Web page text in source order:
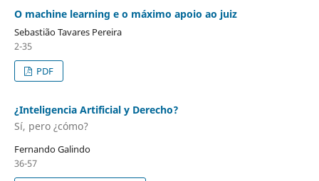
O machine learning e o máximo apoio ao juiz
Sebastião Tavares Pereira
2-35
PDF
¿Inteligencia Artificial y Derecho?
Sí, pero ¿cómo?
Fernando Galindo
36-57